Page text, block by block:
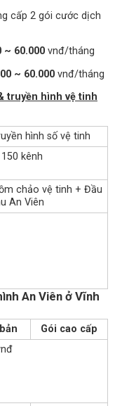
cấp 2 gói cước dịch
~ 60.000 vnđ/tháng
~ 60.000 vnđ/tháng
truyền hình vệ tinh
hình số vệ tinh
kênh
chảo vệ tinh + Đầu
An Viên
An Viên ở Vĩnh
Gói cao cấp